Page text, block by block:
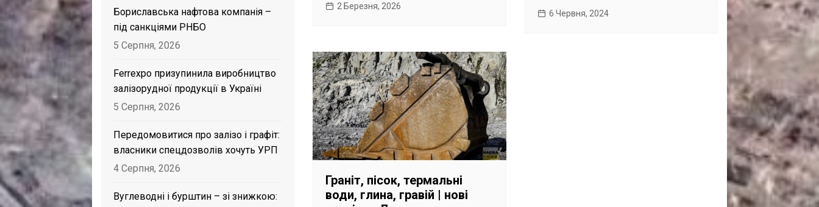
2 Березня, 2026
6 Червня, 2024
Граніт, пісок, термальні
води, глина, гравій | нові
Бориславська нафтова компанія –
під санкціями РНБО
5 Серпня, 2026
Ferrexpo призупинила виробництво
залізорудної продукції в Україні
5 Серпня, 2026
Передомовитися про залізо і графіт:
власники спецдозволів хочуть УРП
4 Серпня, 2026
Вуглеводні і бурштин – зі знижкою: